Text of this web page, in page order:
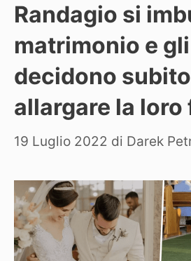
Randagio si
matrimonio e
decidono
allargare la loro
19 Luglio 2022 di Darek